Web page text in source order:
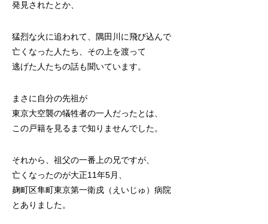
発見されたとか、
猛烈な火に追われて、隅田川に飛び込んで
亡くなった人たち、その上を渡って
逃げた人たちの話も聞いています。
まさに自分の先祖が
東京大空襲の犠牲者の一人だったとは、
この戸籍を見るまで知りませんでした。
それから、祖父の一番上の兄ですが、
亡くなったのが大正11年5月、
麹町区隼町東京第一衛戍（えいじゅ）病院
とありました。